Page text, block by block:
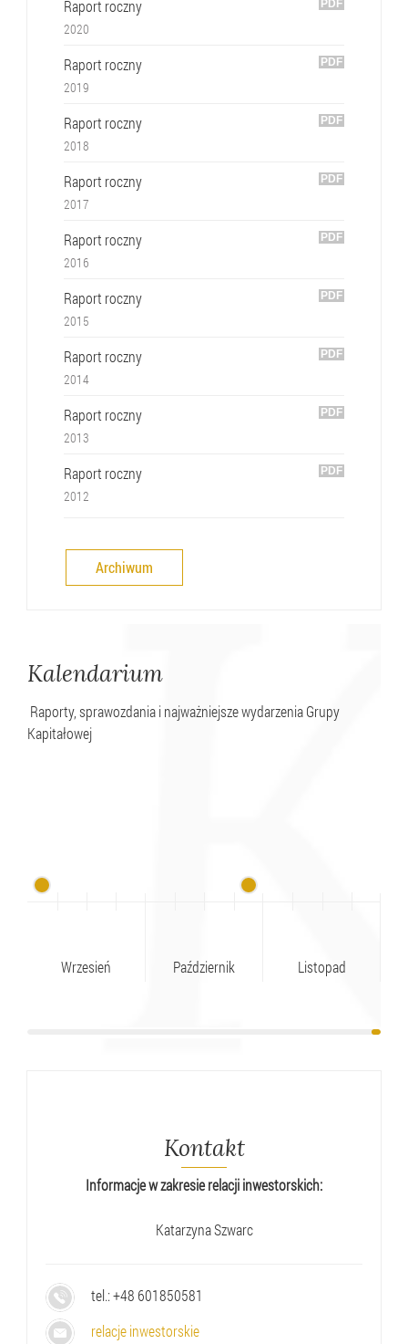
Raport roczny
2020
Raport roczny
2019
Raport roczny
2018
Raport roczny
2017
Raport roczny
2016
Raport roczny
2015
Raport roczny
2014
Raport roczny
2013
Raport roczny
2012
Archiwum
Kalendarium
Raporty, sprawozdania i najważniejsze wydarzenia Grupy
Kapitałowej
Wrzesień Październik Listopad
Kontakt
Informacje w zakresie relacji inwestorskich:
Katarzyna Szwarc
tel.: +48 601850581
relacje inwestorskie